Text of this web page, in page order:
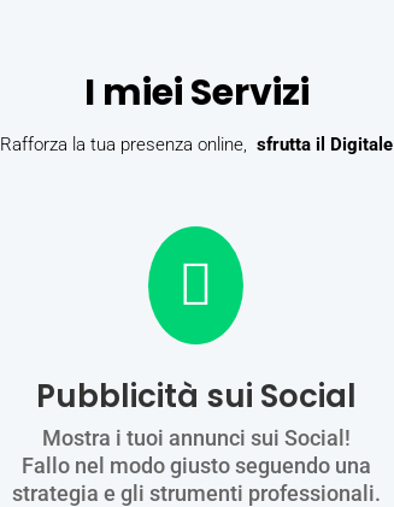
I miei Servizi
Rafforza la tua presenza online, sfrutta il Digitale

Pubblicità sui Social
Mostra i tuoi annunci sui Social!
Fallo nel modo giusto seguendo una
strategia e gli strumenti professionali.